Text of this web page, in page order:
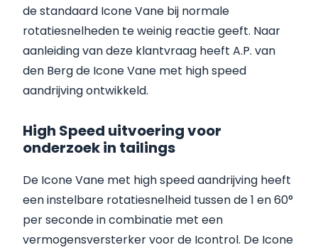
de standaard Icone Vane bij normale
rotatiesnelheden te weinig reactie geeft. Naar
aanleiding van deze klantvraag heeft A.P. van
den Berg de Icone Vane met high speed
aandrijving ontwikkeld.
High Speed uitvoering voor
onderzoek in tailings
De Icone Vane met high speed aandrijving heeft
een instelbare rotatiesnelheid tussen de 1 en 60°
per seconde in combinatie met een
vermogensversterker voor de Icontrol. De Icone